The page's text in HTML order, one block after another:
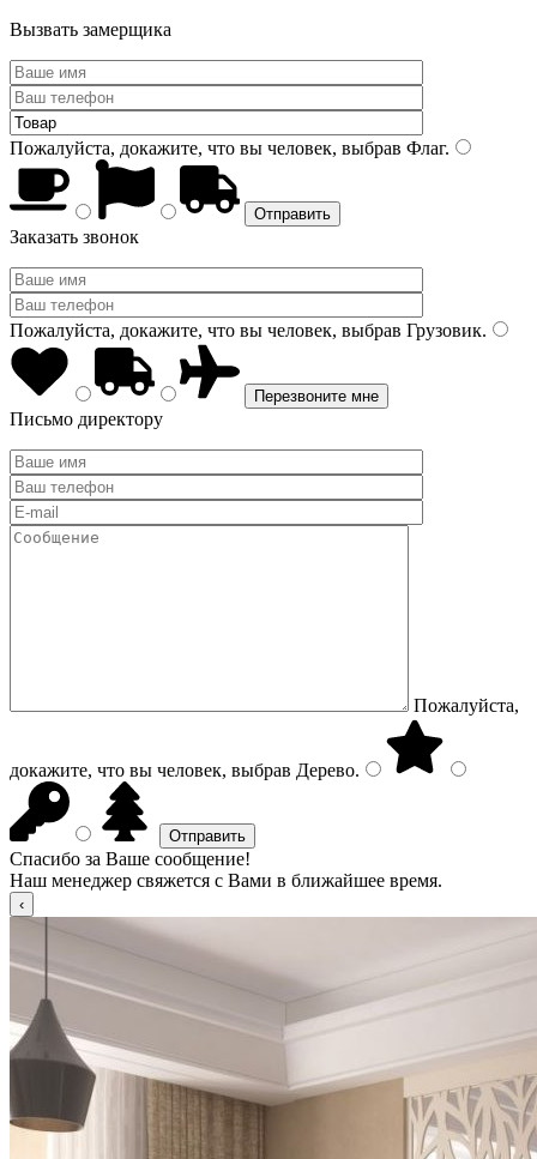
Вызвать замерщика
Пожалуйста, докажите, что вы человек, выбрав Флаг.
Заказать звонок
Пожалуйста, докажите, что вы человек, выбрав Грузовик.
Письмо директору
Пожалуйста,
докажите, что вы человек, выбрав Дерево.
Спасибо за Ваше сообщение!
Наш менеджер свяжется с Вами в ближайшее время.